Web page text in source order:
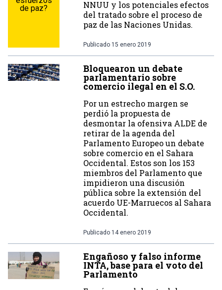
de paz?
NNUU y los potenciales efectos
del tratado sobre el proceso de
paz de las Naciones Unidas.
Publicado 15 enero 2019
Bloquearon un debate
parlamentario sobre
comercio ilegal en el S.O.
Por un estrecho margen se
perdió la propuesta de
desmontar la ofensiva ALDE de
retirar de la agenda del
Parlamento Europeo un debate
sobre comercio en el Sahara
Occidental. Estos son los 153
miembros del Parlamento que
impidieron una discusión
pública sobre la extensión del
acuerdo UE-Marruecos al Sahara
Occidental.
Publicado 14 enero 2019
Engañoso y falso informe
INTA, base para el voto del
Parlamento